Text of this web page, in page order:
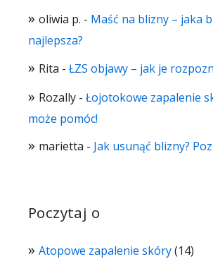
oliwia p. - Maść na blizny – jaka
najlepsza?
Rita - ŁZS objawy – jak je
Rozally - Łojotokowe zapalenie
może pomóc!
marietta - Jak usunąć blizny?
Poczytaj o
Atopowe zapalenie skóry(14)